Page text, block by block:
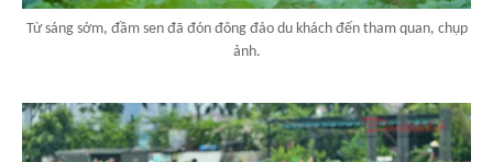
Từ sáng sớm, đầm sen đã đón đông đảo du khách đến tham quan, chụp
ảnh.